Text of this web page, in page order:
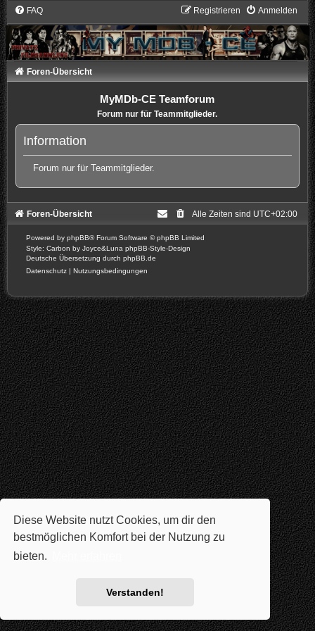
Diese Website nutzt Cookies, um dir den
bestmöglichen Komfort bei der Nutzung zu
bieten.
Verstanden!
FAQ Anmelden
Registrieren
Foren-Übersicht
MyMDb-CE Teamforum
Forum nur für Teammitglieder.
Information
Forum nur für Teammitglieder.
Foren-Übersicht Alle Zeiten sind UTC+02:00
Powered by phpBB® Forum Software © phpBB Limited
Style: Carbon by Joyce&Luna phpBB-Style-Design
Deutsche Übersetzung durch phpBB.de
Datenschutz | Nutzungsbedingungen